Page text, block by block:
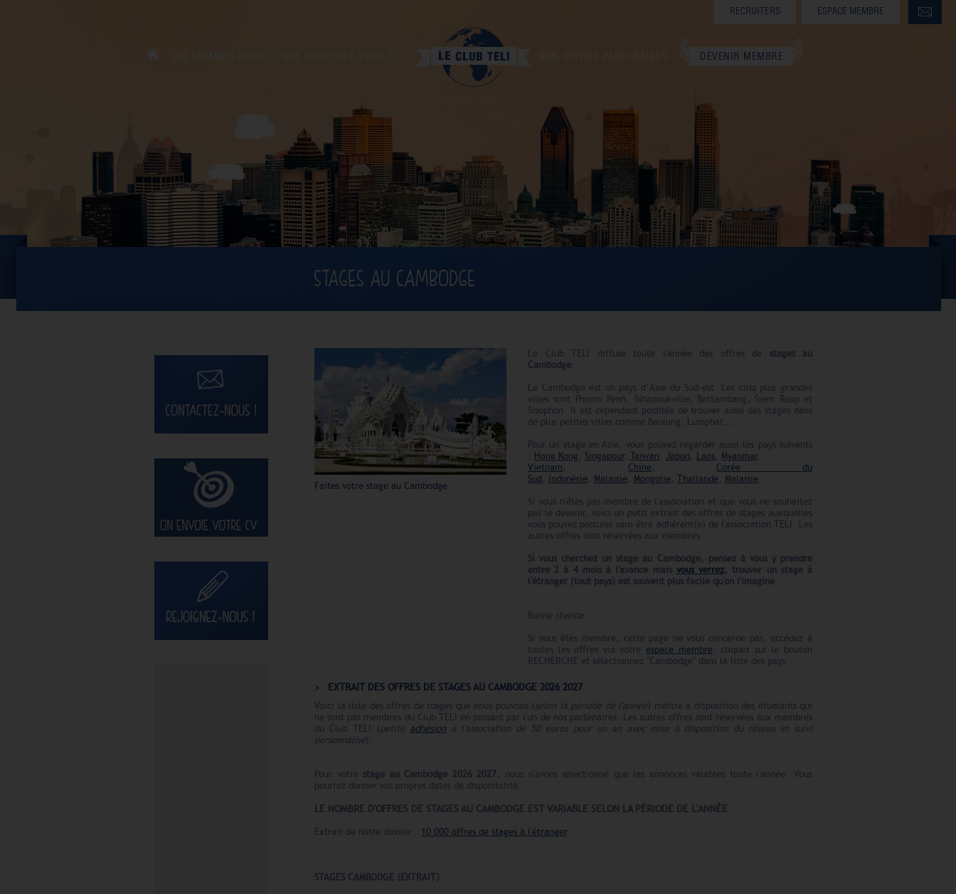
DEVENIR MEMBRE
RECRUITERS ESPACE MEMBRE
STAGES AU CAMBODGE
Faites votre stage au Cambodge
Le Club TELI diffuse toute l'année des offres de stages au
Cambodge.
Le Cambodge est un pays d’Asie du Sud-est. Les cinq plus grandes
villes sont Phnom Penh, Sihanoukville, Battambang, Siem Reap et
Sisophon. Il est cependant possible de trouver aussi des stages dans
de plus petites villes comme Banlung, Lumphat...
Pour un stage en Asie, vous pouvez regarder aussi les pays suivants
: Hong Kong, Singapour, Taiwan, Japon, Laos, Myanmar,
Vietnam, Chine, Corée du
Sud, Indonésie, Malaisie, Mongolie, Thaïlande, Malaisie.
Si vous n'êtes pas membre de l'association et que vous ne souhaitez
pas le devenir, voici un petit extrait des offres de stages auxquelles
vous pouvez postuler sans être adhérent(e) de l'association TELI. Les
autres offres sont réservées aux membres.
Si vous cherchez un stage au Cambodge, pensez à vous y prendre
entre 2 à 4 mois à l'avance mais vous verrez, trouver un stage à
l'étranger (tout pays) est souvent plus facile qu'on l'imagine.
Bonne chance.
Si vous êtes membre, cette page ne vous concerne pas, accédez à
toutes les offres via votre espace membre, cliquez sur le bouton
RECHERCHE et sélectionnez " Cambodge " dans la liste des pays.
EXTRAIT DES OFFRES DE STAGES AU CAMBODGE 2026 2027
Voici la liste des offres de stages que nous pouvons (selon la période de l'année) mettre à disposition des étudiants qui
ne sont pas membres du Club TELI en passant par l'un de nos partenaires. Les autres offres sont réservées aux membres
du Club TELI (petite adhésion à l'association de 50 euros pour un an avec mise à disposition du réseau et suivi
personnalisé).
Pour votre stage au Cambodge 2026 2027, nous n'avons sélectionné que les annonces valables toute l'année. Vous
pourrez donner vos propres dates de disponibilité.
LE NOMBRE D'OFFRES DE STAGES AU CAMBODGE EST VARIABLE SELON LA PÉRIODE DE L'ANNÉE
Extrait de notre dossier : 10 000 offres de stages à l'étranger.
STAGES CAMBODGE (EXTRAIT)